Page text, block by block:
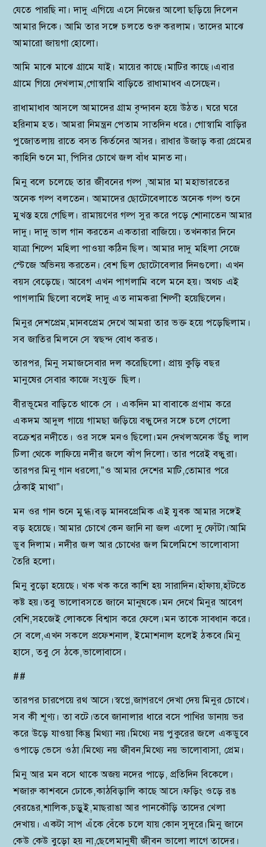
যেতে পারছি না। দাদু এগিয়ে এসে নিজের আলো ছড়িয়ে দিলেন
আমার দিকে। আমি তার সঙ্গে চলতে শুরু করলাম। তাদের মাঝে
আমারো জায়গা হোলো।
আমি মাঝে মাঝে গ্রামে যাই। মায়ের কাছে।মাটির কাছে।এবার
গ্রামে গিয়ে দেখলাম,গোস্বামি বাড়িতে রাধামাধব এসেছেন।
রাধামাধাব আসলে আমাদের গ্রাম বৃন্দাবন হয়ে উঠত। ঘরে ঘরে
হরিনাম হত। আমরা নিমন্ত্রন পেতাম সাতদিন ধরে। গোস্বামি বাড়ির
পুজোতলায় রাতে বসত কির্তনের আসর। রাধার উজাড় করা প্রেমের
কাহিনি শুনে মা, পিসির চোখে জল বাঁধ মানত না।
মিনু বলে চলেছে তার জীবনের গল্প ,আমার মা মহাভারতের
অনেক গল্প বলতেন। আমাদের ছোটোবেলাতে অনেক গল্প শুনে
মুখস্ত হয়ে গেছিল। রামায়ণের গল্প সুর করে পড়ে শোনাতেন আমার
দাদু। দাদু ভাল গান করতেন একতারা বাজিয়ে। তখনকার দিনে
যাত্রা শিল্পে মহিলা পাওয়া কঠিন ছিল। আমার দাদু মহিলা সেজে
স্টেজে অভিনয় করতেন। বেশ ছিল ছোটোবেলার দিনগুলো। এখন
বয়স বেড়েছে। আবেগ এখন পাগলামি বলে মনে হয়। অথচ এই
পাগলামি ছিলো বলেই দাদু এত নামকরা শিল্পী হয়েছিলেন।
মিনুর দেশপ্রেম,মানবপ্রেম দেখে আমরা তার ভক্ত হয়ে পড়েছিলাম।
সব জাতির মিলনে সে স্বছন্দ বোধ করত।
তারপর, মিনু সমাজসেবার দল করেছিলো। প্রায় কুড়ি বছর
মানুষের সেবার কাজে সংযুক্ত ছিল।
বীরভূমের বাড়িতে থাকে সে । একদিন মা বাবাকে প্রণাম করে
একদম আদুল গায়ে গামছা জড়িয়ে বন্ধুদের সঙ্গে চলে গেলো
বক্রেশ্বর নদীতে। ওর সঙ্গে মনও ছিলো।মন দেখলঅনেক উঁচু লাল
টিলা থেকে লাফিয়ে নদীর জলে ঝাঁপ দিলো। তার পরেই বন্ধুরা।
তারপর মিনু গান ধরলো,”ও আমার দেশের মাটি,তোমার পরে
ঠেকাই মাথা”।
মন ওর গান শুনে মুগ্ধ।বড় মানবপ্রেমিক এই যুবক আমার সঙ্গেই
বড় হয়েছে। আমার চোখে কেন জানি না জল এলো দু ফোঁটা।আমি
ডুব দিলাম। নদীর জল আর চোখের জল মিলেমিশে ভালোবাসা
তৈরি হলো।
মিনু বুড়ো হয়েছে। খক খক করে কাশি হয় সারাদিন।হাঁফায়,হাঁটতে
কষ্ট হয়।তবু ভালোবসতে জানে মানুষকে।মন দেখে মিনুর আবেগ
বেশি,সহজেই লোককে বিশ্বাস করে ফেলে।মন তাকে সাবধান করে।
সে বলে,এখন সকলে প্রফেশনাল, ইমোশনাল হলেই ঠকবে।মিনু
হাসে, তবু সে ঠকে,ভালোবাসে।
##
তারপর চারপেয়ে রথ আসে।স্বপ্নে,জাগরণে দেখা দেয় মিনুর চোখে।
সব কী শূণ্য। তা বটে।তবে জানালার ধারে বসে পাখির ডানায় ভর
করে উড়ে যাওয়া কিন্তু মিথ্যা নয়।মিথ্যে নয় পুকুরের জলে একডুবে
ওপাড়ে ভেসে ওঠা।মিথ্যে নয় জীবন,মিথ্যে নয় ভালোবাসা, প্রেম।
মিনু আর মন বসে থাকে অজয় নদের পাড়ে, প্রতিদিন বিকেলে।
শজারু কাশবনে ঢোকে,কাঠবিড়ালি কাছে আসে।ফড়িং ওড়ে রঙ
বেরঙের,শালিক,চড়ুই,মাছরাঙা আর পানকৌড়ি তাদের খেলা
দেখায়। একটা সাপ এঁকে বেঁকে চলে যায় কোন সুদূরে।মিনু জানে
কেউ কেউ বুড়ো হয় না,ছেলেমানুষী জীবন ভালো লাগে তাদের।